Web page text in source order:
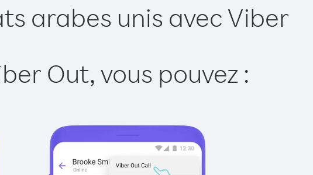
arabes unis avec Viber
Out, vous pouvez :